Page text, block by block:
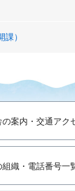
）
の案内・交通アク
組織・電話番号一